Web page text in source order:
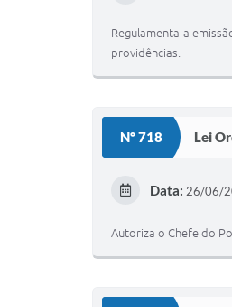
Regulamenta a
providências.
Nº 718 Lei
Data: 26/06/
Autoriza o Chefe do